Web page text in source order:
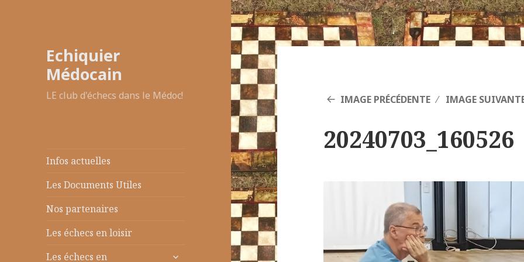
Echiquier
Médocain
LE club d'échecs dans le Médoc!
Infos actuelles
Les Documents Utiles
Nos partenaires
Les échecs en loisir
Les échecs en
ouvrir
IMAGE PRÉCÉDENTE IMAGE
20240703_160526